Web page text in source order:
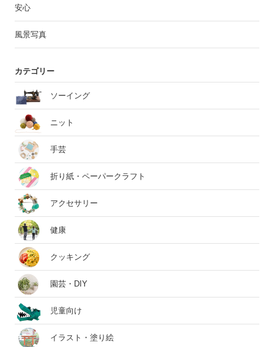
安心
風景写真
カテゴリー
ソーイング
ニット
手芸
折り紙・ペーパークラフト
アクセサリー
健康
クッキング
園芸・DIY
児童向け
イラスト・塗り絵